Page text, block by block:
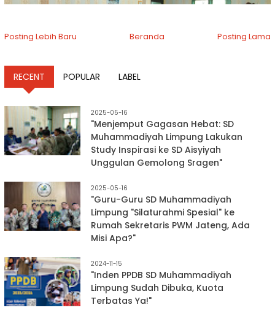
Posting Lebih Baru Posting Lama
Beranda
RECENT POPULAR LABEL
2025-05-16
"Menjemput Gagasan Hebat: SD
Muhammadiyah Limpung Lakukan
Study Inspirasi ke SD Aisyiyah
Unggulan Gemolong Sragen"
2025-05-16
"Guru-Guru SD Muhammadiyah
Limpung "Silaturahmi Spesial" ke
Rumah Sekretaris PWM Jateng, Ada
Misi Apa?"
2024-11-15
"Inden PPDB SD Muhammadiyah
Limpung Sudah Dibuka, Kuota
Terbatas Ya!"